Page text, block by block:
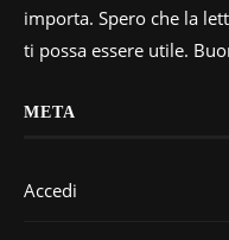
importa. Spero che la
ti possa essere utile.
META
Accedi